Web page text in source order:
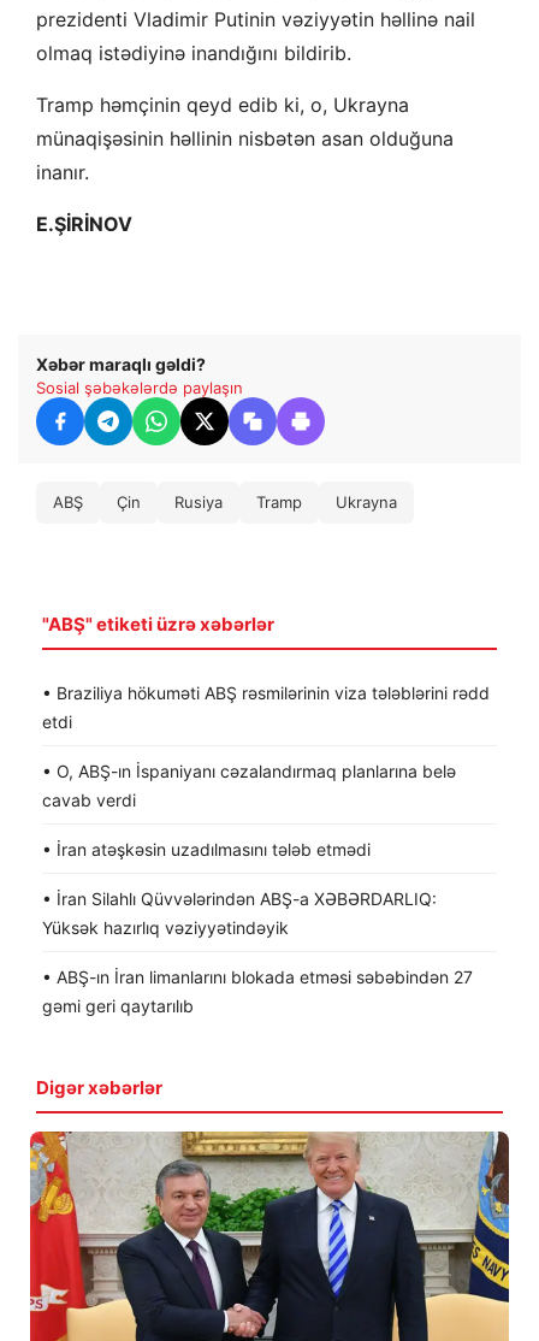
prezidenti Vladimir Putinin vəziyyətin həllinə nail
olmaq istədiyinə inandığını bildirib.
Tramp həmçinin qeyd edib ki, o, Ukrayna
münaqişəsinin həllinin nisbətən asan olduğuna
inanır.
E.ŞİRİNOV
Xəbər maraqlı gəldi?
Sosial şəbəkələrdə paylaşın
ABŞ Çin Rusiya Tramp Ukrayna
"ABŞ" etiketi üzrə xəbərlər
• Braziliya hökuməti ABŞ rəsmilərinin viza tələblərini rədd
etdi
• O, ABŞ-ın İspaniyanı cəzalandırmaq planlarına belə
cavab verdi
• İran atəşkəsin uzadılmasını tələb etmədi
• İran Silahlı Qüvvələrindən ABŞ-a XƏBƏRDARLIQ:
Yüksək hazırlıq vəziyyətindəyik
• ABŞ-ın İran limanlarını blokada etməsi səbəbindən 27
gəmi geri qaytarılıb
Digər xəbərlər